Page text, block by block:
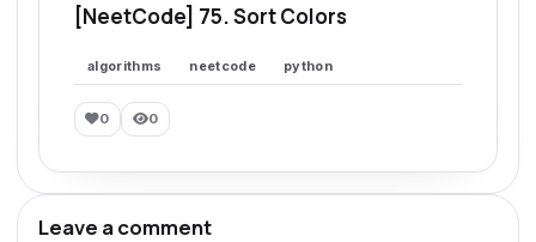
[NeetCode] 75. Sort Colors
algorithms neetcode python
0 0
Leave a comment